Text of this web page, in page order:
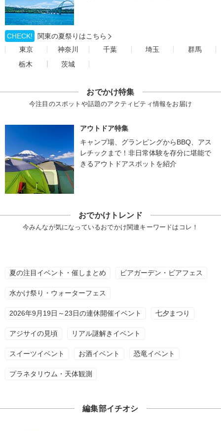
CHECK!
関東の夏祭りはこちら
東京
神奈川 千葉 埼玉
群馬
栃木
茨城
おでかけ特集
今注目のスポットや話題のアクティビティ情報をお届け
アウトドア特集
キャンプ場、グランピングからBBQ、アス
レチックまで！非日常体験を存分に堪能で
きるアウトドアスポットを紹介
おでかけトレンド
今みんなが気になっているおでかけ関連キーワードはコレ！
夏の注目イベント・催しまとめ ビアガーデン・ビアフェス
水かけ祭り・ウォーターフェス
2026年9月19日～23日の連休開催イベント 七夕まつり
アジサイの見頃 リアル謎解きイベント
スイーツイベント お酒イベント 恐竜イベント
プラネタリウム・天体観測
編集部イチオシ